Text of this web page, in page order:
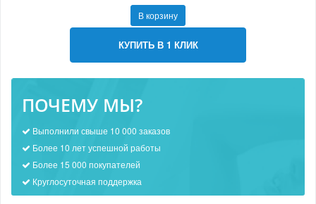
В корзину
КУПИТЬ В 1 КЛИК
ПОЧЕМУ МЫ?
Выполнили свыше 10 000 заказов
Более 10 лет успешной работы
Более 15 000 покупателей
Круглосуточная поддержка